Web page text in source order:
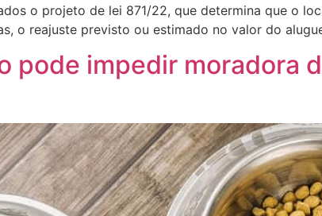
o projeto de lei 871/22, que determina que o
o reajuste previsto ou estimado no valor do
pode impedir moradora